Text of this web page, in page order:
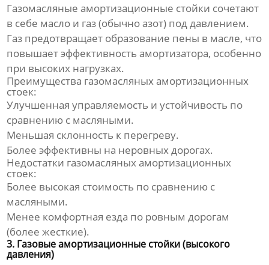
Газомасляныеамортизационные стойки сочетают
в себе масло и газ (обычно азот) под давлением.
Газ предотвращает образование пены в масле, что
повышает эффективность амортизатора, особенно
при высоких нагрузках.
Преимущества газомасляных амортизационных
стоек:
Улучшенная управляемость и устойчивость по
сравнению с масляными.
Меньшая склонность к перегреву.
Более эффективны на неровных дорогах.
Недостатки газомасляных амортизационных
стоек:
Более высокая стоимость по сравнению с
масляными.
Менее комфортная езда по ровным дорогам
(более жесткие).
3. Газовые амортизационные стойки (высокого
давления)